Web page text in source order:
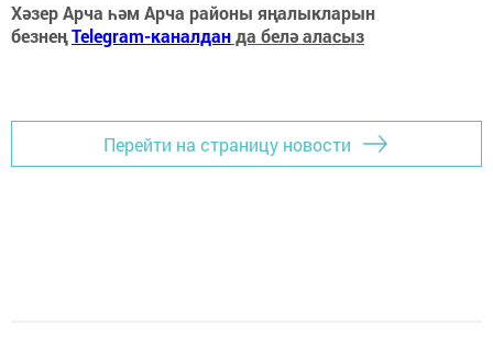
Хәзер Арча һәм Арча районы яңалыкларын
безнеңTelegram-каналданда белә аласыз
Перейти на страницу новости